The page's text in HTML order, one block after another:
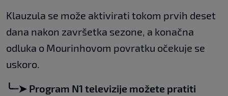
Klauzula se može aktivirati tokom prvih deset
dana nakon završetka sezone, a konačna
odluka o Mourinhovom povratku očekuje se
uskoro.
╰┈➤ Program N1 televizije možete pratiti